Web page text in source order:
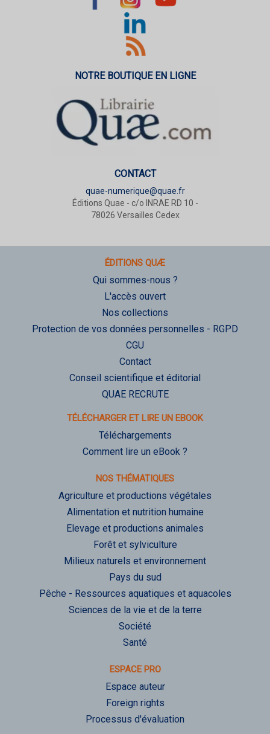
NOTRE BOUTIQUE EN LIGNE
CONTACT
quae-numerique@quae.fr
Éditions Quae - c/o INRAE RD 10 -
78026 Versailles Cedex
ÉDITIONS QUÆ
Qui sommes-nous ?
L'accès ouvert
Nos collections
Protection de vos données personnelles - RGPD
CGU
Contact
Conseil scientifique et éditorial
QUAE RECRUTE
TÉLÉCHARGER ET LIRE UN EBOOK
Téléchargements
Comment lire un eBook ?
NOS THÉMATIQUES
Agriculture et productions végétales
Alimentation et nutrition humaine
Elevage et productions animales
Forêt et sylviculture
Milieux naturels et environnement
Pays du sud
Pêche - Ressources aquatiques et aquacoles
Sciences de la vie et de la terre
Société
Santé
ESPACE PRO
Espace auteur
Foreign rights
Processus d'évaluation